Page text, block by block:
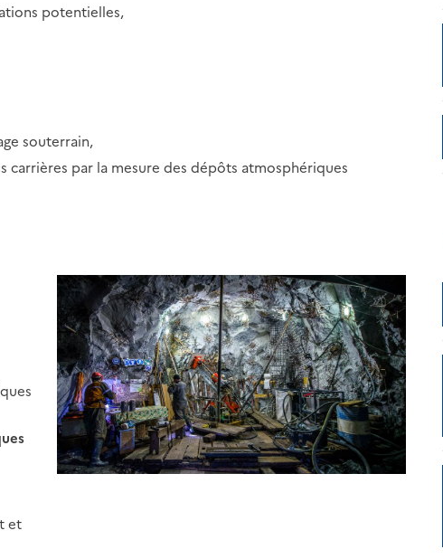
potentielles,
souterrain,
carrières par la mesure des dépôts atmosphériques
et